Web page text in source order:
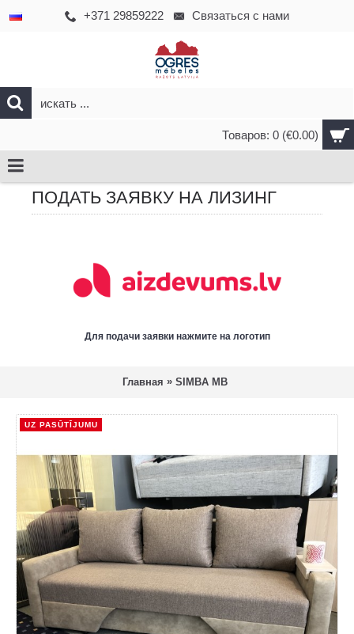
+371 29859222 Связаться с нами
Товаров: 0 (€0.00)
ПОДАТЬ ЗАЯВКУ НА ЛИЗИНГ
Для подачи заявки нажмите на логотип
Главная » SIMBA MB
UZ PASŪTĪJUMU